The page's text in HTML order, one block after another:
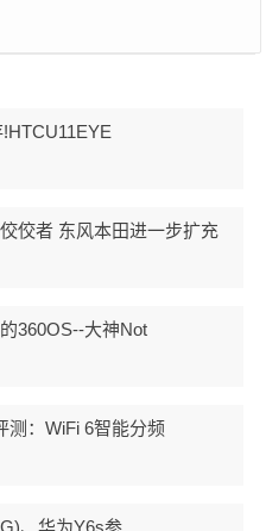
佼者 东风本田进一步扩充
360OS--大神Not
测：WiFi 6智能分频